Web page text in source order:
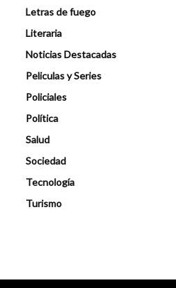
Letras de fuego
Literaria
Noticias Destacadas
Peliculas y Series
Policiales
Política
Salud
Sociedad
Tecnología
Turismo